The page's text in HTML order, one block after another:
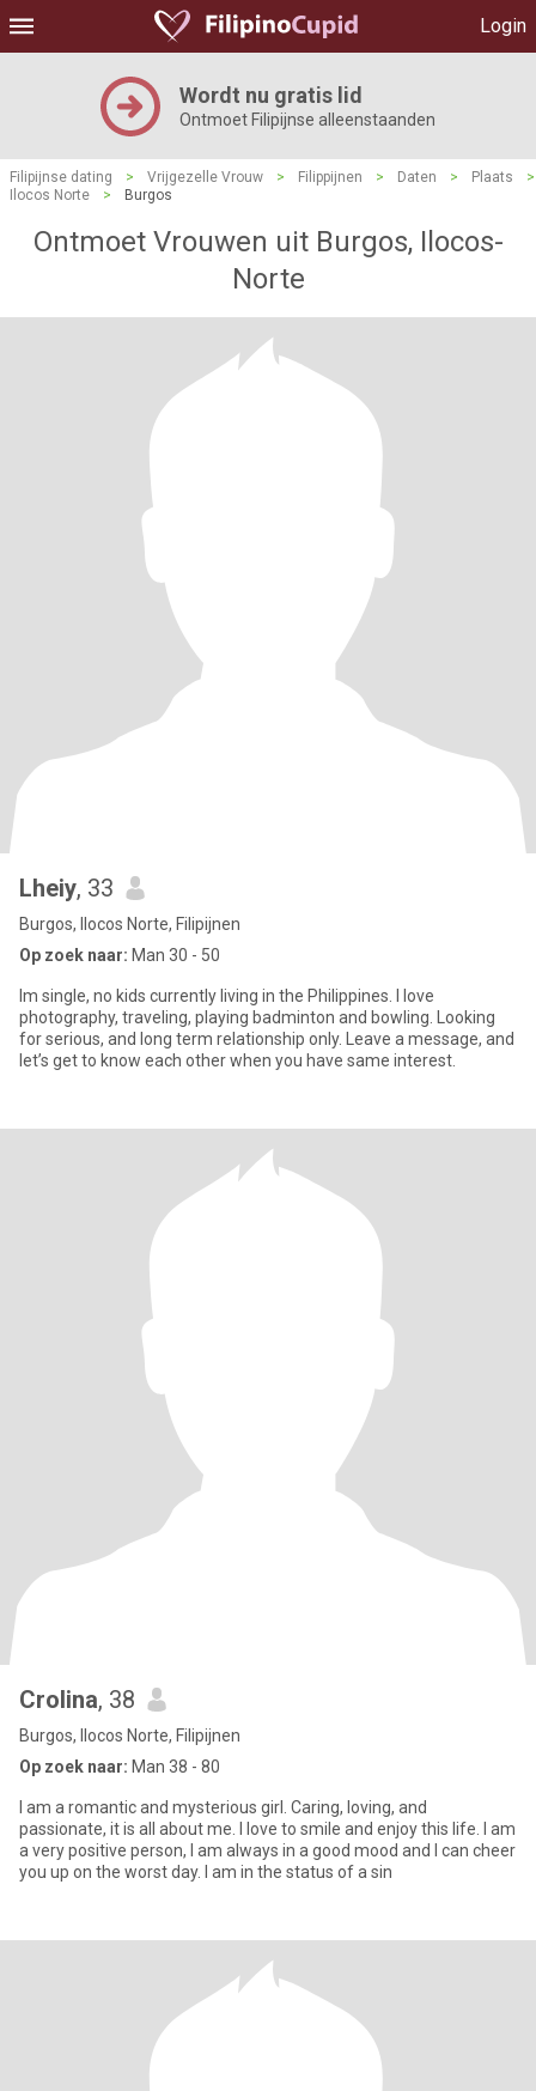
Login
Wordt nu gratis lid
Ontmoet Filipijnse alleenstaanden
Filipijnse dating > Vrijgezelle Vrouw > Filippijnen > Daten > Plaats
>
Ilocos Norte
> Burgos
Ontmoet Vrouwen uit Burgos, Ilocos-
Norte
Lheiy, 33
Burgos, Ilocos Norte, Filipijnen
Op zoek naar: Man 30 - 50
Im single, no kids currently living in the Philippines. I love
photography, traveling, playing badminton and bowling. Looking
for serious, and long term relationship only. Leave a message, and
let’s get to know each other when you have same interest.
Crolina, 38
Burgos, Ilocos Norte, Filipijnen
Op zoek naar: Man 38 - 80
I am a romantic and mysterious girl. Caring, loving, and
passionate, it is all about me. I love to smile and enjoy this life. I am
a very positive person, I am always in a good mood and I can cheer
you up on the worst day. I am in the status of a sin